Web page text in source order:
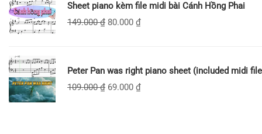
Sheet piano kèm file midi bài Cánh Hồng Phai
149.000₫ 80.000 ₫
Peter Pan was right piano sheet (included midi
109.000₫ 69.000 ₫